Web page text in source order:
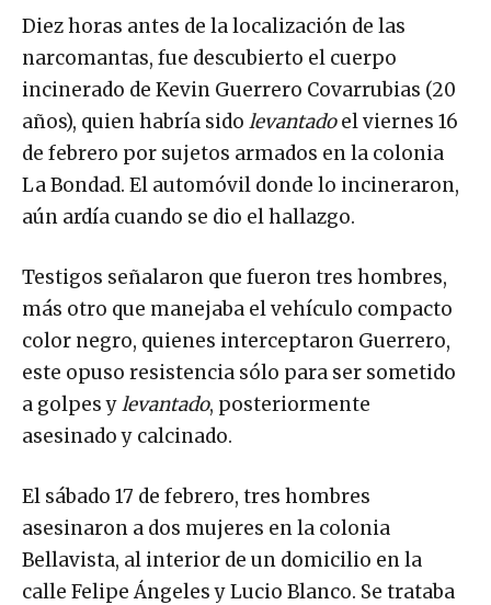
Diez horas antes de la localización de las
narcomantas, fue descubierto el cuerpo
incinerado de Kevin Guerrero Covarrubias (20
años), quien habría sido levantadoel viernes 16
de febrero por sujetos armados en la colonia
La Bondad. El automóvil donde lo incineraron,
aún ardía cuando se dio el hallazgo.
Testigos señalaron que fueron tres hombres,
más otro que manejaba el vehículo compacto
color negro, quienes interceptaron Guerrero,
este opuso resistencia sólo para ser sometido
a golpes ylevantado, posteriormente
asesinado y calcinado.
El sábado 17 de febrero, tres hombres
asesinaron a dos mujeres en la colonia
Bellavista, al interior de un domicilio en la
calle Felipe Ángeles y Lucio Blanco. Se trataba